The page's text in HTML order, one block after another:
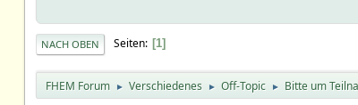
NACH OBEN Seiten 1
FHEM Forum ► Verschiedenes ► Off-Topic ► Bitte um